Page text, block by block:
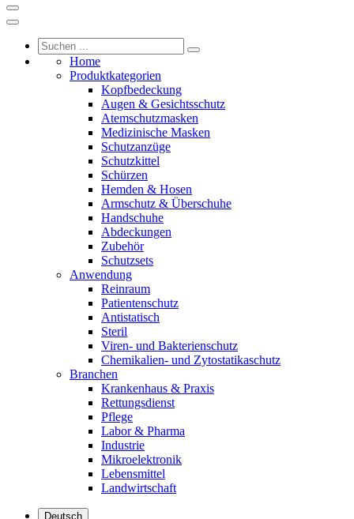
Home
Produktkategorien
Kopfbedeckung
Augen & Gesichtsschutz
Atemschutzmasken
Medizinische Masken
Schutzanzüge
Schutzkittel
Schürzen
Hemden & Hosen
Armschutz & Überschuhe
Handschuhe
Abdeckungen
Zubehör
Schutzsets
Anwendung
Reinraum
Patientenschutz
Antistatisch
Steril
Viren- und Bakterienschutz
Chemikalien- und Zytostatikaschutz
Branchen
Krankenhaus & Praxis
Rettungsdienst
Pflege
Labor & Pharma
Industrie
Mikroelektronik
Lebensmittel
Landwirtschaft
Deutsch